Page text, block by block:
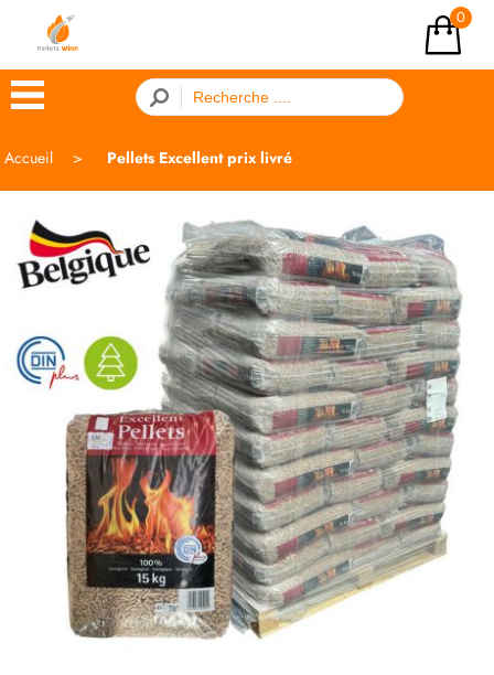
0
×
Menu
ACCUEIL
ACHATS
COMMENTAIRES
LIVRAISON
CONTACT
Accueil Pellets Excellent prix livré